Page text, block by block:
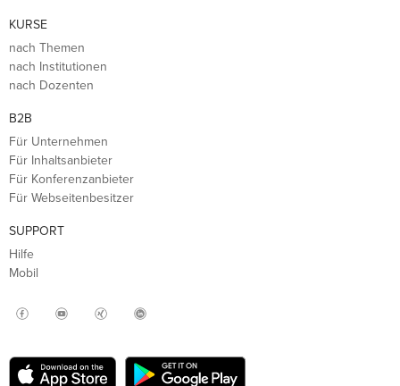
KURSE
nach Themen
nach Institutionen
nach Dozenten
B2B
Für Unternehmen
Für Inhaltsanbieter
Für Konferenzanbieter
Für Webseitenbesitzer
SUPPORT
Hilfe
Mobil